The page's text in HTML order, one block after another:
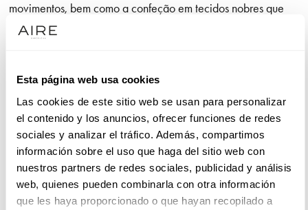
Esta página web usa cookies
Las cookies de este sitio web se usan para personalizar
el contenido y los anuncios, ofrecer funciones de redes
sociales y analizar el tráfico. Además, compartimos
información sobre el uso que haga del sitio web con
nuestros partners de redes sociales, publicidad y análisis
web, quienes pueden combinarla con otra información
que les haya proporcionado o que hayan recopilado a
movimentos, bem como a confeção em tecidos nobres que
utilizamos em cada modelo e que são agradáveis à vista e
Tecidos e estilos nos nossos vestidos para noivas
Os vestidos de noiva Aire Barcelona incorporam
acabamentos e aplicações de destaque e estilos dignos de
admiração; quer se trate devestidos de noiva sereia, que
abraçam o busto e as ancas, envolvendo o corpo
suavemente e com a quantidade certa de ousadia.